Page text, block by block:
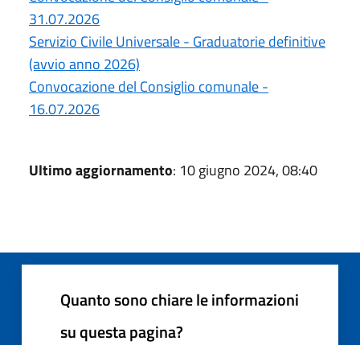
31.07.2026
Servizio Civile Universale - Graduatorie definitive
(avvio anno 2026)
Convocazione del Consiglio comunale -
16.07.2026
Ultimo aggiornamento: 10 giugno 2024, 08:40
Quanto sono chiare le informazioni
su questa pagina?